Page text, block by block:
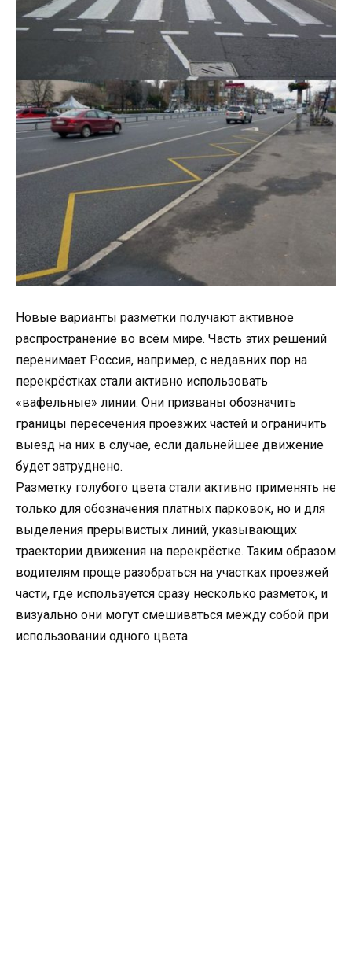
Новые варианты разметки получают активное
распространение во всём мире. Часть этих решений
перенимает Россия, например, с недавних пор на
перекрёстках стали активно использовать
«вафельные» линии. Они призваны обозначить
границы пересечения проезжих частей и ограничить
выезд на них в случае, если дальнейшее движение
будет затруднено.
Разметку голубого цвета стали активно применять не
только для обозначения платных парковок, но и для
выделения прерывистых линий, указывающих
траектории движения на перекрёстке. Таким образом
водителям проще разобраться на участках проезжей
части, где используется сразу несколько разметок, и
визуально они могут смешиваться между собой при
использовании одного цвета.